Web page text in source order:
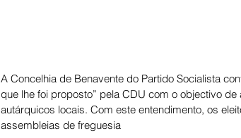
A Concelhia de Benavente do Partido Socialista
que lhe foi proposto” pela CDU com o objectivo
autárquicos locais. Com este entendimento, os
assembleias de freguesia